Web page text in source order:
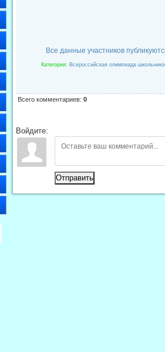
Все данные участников
Категория: Всероссийская олимпиада
Всего комментариев: 0
Войдите:
Отправить